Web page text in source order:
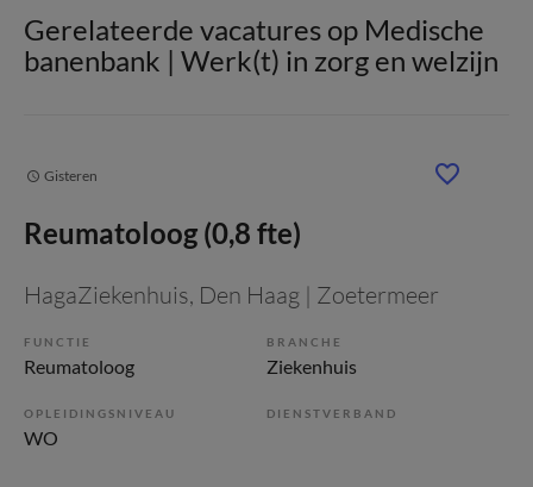
Gerelateerde vacatures op Medische
banenbank | Werk(t) in zorg en welzijn
Gisteren
Reumatoloog (0,8 fte)
HagaZiekenhuis, Den Haag | Zoetermeer
FUNCTIE
Reumatoloog
BRANCHE
Ziekenhuis
OPLEIDINGSNIVEAU
WO
DIENSTVERBAND